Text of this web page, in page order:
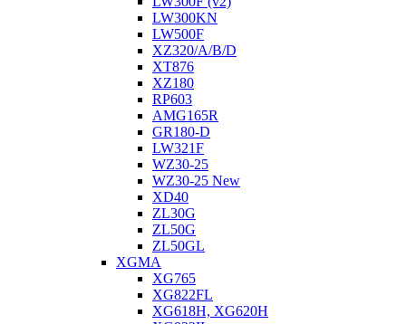
LW300KN
LW500F
XZ320/A/B/D
XT876
XZ180
RP603
АMG165R
GR180-D
LW321F
WZ30-25
WZ30-25 New
XD40
ZL30G
ZL50G
ZL50GL
XGMA
XG765
XG822FL
XG618H, XG620H